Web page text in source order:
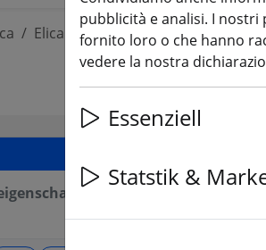
Elica da 6 pollici
pubblicità e analisi. I
fornito loro o che hanno
vedere la nostra
Essenziell
Statstik &